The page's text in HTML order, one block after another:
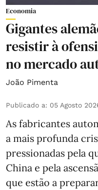
Economia
Gigantes
resistir à
no mercado
João Pimenta
Publicado a: 05 Agosto
As fabricantes
a mais profunda
pressionadas pela
China e pela
que estão a